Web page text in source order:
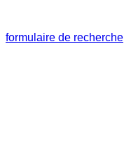
formulaire de recherche